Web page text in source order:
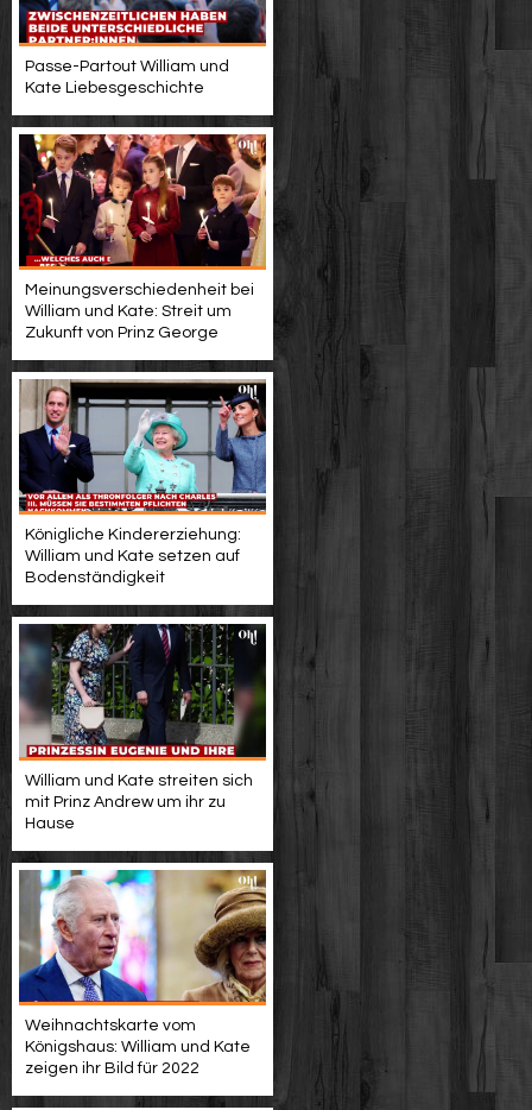
Passe-Partout William und
Kate Liebesgeschichte
Meinungsverschiedenheit bei
William und Kate: Streit um
Zukunft von Prinz George
Königliche Kindererziehung:
William und Kate setzen auf
Bodenständigkeit
William und Kate streiten sich
mit Prinz Andrew um ihr zu
Hause
Weihnachtskarte vom
Königshaus: William und Kate
zeigen ihr Bild für 2022